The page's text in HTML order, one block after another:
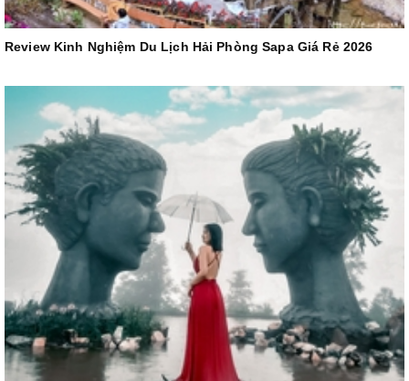
Review Kinh Nghiệm Du Lịch Hải Phòng Sapa Giá Rẻ 2026